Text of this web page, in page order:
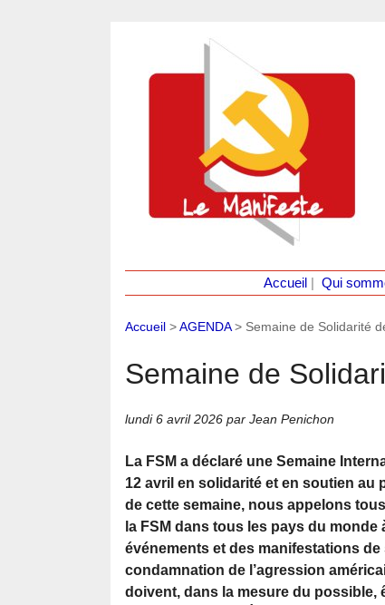
Accueil Qui
Accueil >AGENDA> Semaine de Solidarité
Semaine de
lundi 6 avril 2026 par Jean Penichon
La FSM a déclaré une Semaine
12 avril en solidarité et en soutien au
de cette semaine, nous appelons
la FSM dans tous les pays du monde
événements et des manifestations de
condamnation de l’agression
doivent, dans la mesure du possible,